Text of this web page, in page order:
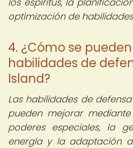
optimización de
4. ¿Cómo se
habilidades de
Island?
Las habilidades de
pueden mejorar
poderes especiales, la
energía y la adaptación